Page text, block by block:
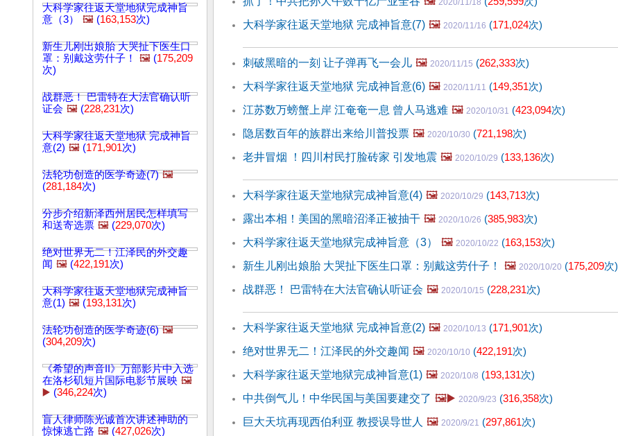
大科学家往返天堂地狱完成神旨
意（3）
🖼️ (163,153次)
新生儿刚出娘胎 大哭扯下医生口
罩：别戴这劳什子！
🖼️ (175,209
次)
战群恶！ 巴雷特在大法官确认听
证会 🖼️ (228,231次)
大科学家往返天堂地狱 完成神旨
意(2) 🖼️ (171,901次)
法轮功创造的医学奇迹(7) 🖼️
(281,184次)
分步介绍新泽西州居民怎样填写
和送寄选票 🖼️ (229,070次)
绝对世界无二！江泽民的外交趣
闻 🖼️ (422,191次)
大科学家往返天堂地狱完成神旨
意(1) 🖼️ (193,131次)
法轮功创造的医学奇迹(6) 🖼️
(304,209次)
《希望的声音II》万部影片中入选
在洛杉矶短片国际电影节展映 🖼️
▶️ (346,224次)
盲人律师陈光诚首次讲述神助的
惊悚逃亡路 🖼️ (427,026次)
2020/11/18
大科学家往返天堂地狱 完成神旨意(7) 🖼️ 2020/11/16 (171,024次)
刺破黑暗的一刻 让子弹再飞一会儿 🖼️ 2020/11/15 (262,333次)
大科学家往返天堂地狱 完成神旨意(6) 🖼️ 2020/11/11 (149,351次)
江苏数万螃蟹上岸 江奄奄一息 曾人马逃难 🖼️ 2020/10/31 (423,094次)
隐居数百年的族群出来给川普投票 🖼️ 2020/10/30 (721,198次)
老井冒烟 ！四川村民打脸砖家 引发地震 🖼️ 2020/10/29 (133,136次)
大科学家往返天堂地狱完成神旨意(4) 🖼️ 2020/10/29 (143,713次)
露出本相！美国的黑暗沼泽正被抽干 🖼️ 2020/10/26 (385,983次)
大科学家往返天堂地狱完成神旨意（3）
🖼️ 2020/10/22 (163,153次)
新生儿刚出娘胎 大哭扯下医生口罩：别戴这劳什子！
🖼️ 2020/10/20 (175,209次)
战群恶！ 巴雷特在大法官确认听证会 🖼️ 2020/10/15 (228,231次)
大科学家往返天堂地狱 完成神旨意(2) 🖼️ 2020/10/13 (171,901次)
绝对世界无二！江泽民的外交趣闻 🖼️ 2020/10/10 (422,191次)
大科学家往返天堂地狱完成神旨意(1) 🖼️ 2020/10/8 (193,131次)
中共倒气儿！中华民国与美国要建交了 🖼️▶️ 2020/9/23 (316,358次)
巨大天坑再现西伯利亚 教授误导世人 🖼️ 2020/9/21 (297,861次)